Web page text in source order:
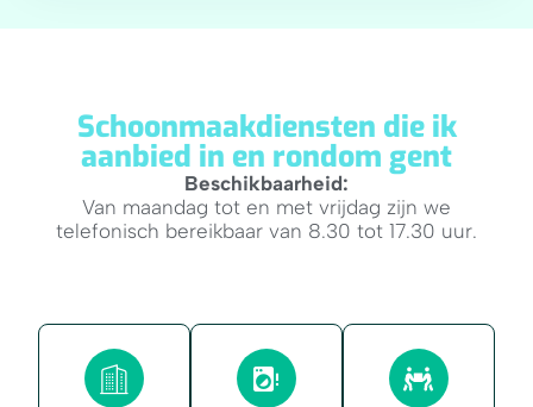
Schoonmaakdiensten die ik
aanbied in en rondom gent
Beschikbaarheid:
Van maandag tot en met vrijdag zijn we
telefonisch bereikbaar van 8.30 tot 17.30 uur.